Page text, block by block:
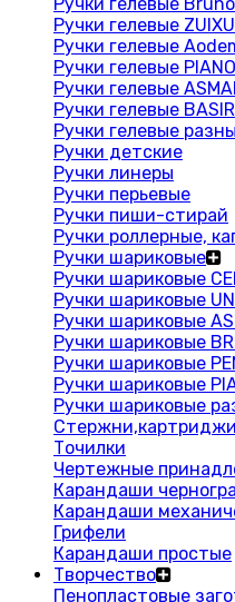
Ручки гелевые
Ручки гелевые
Ручки гелевые PIANO
Ручки гелевые
Ручки гелевые BASIR
Ручки гелевые
Ручки детские
Ручки линеры
Ручки перьевые
Ручки пиши-стирай
Ручки роллерные,
Ручки шариковые
Ручки шариковые
Ручки шариковые
Ручки шариковые
Ручки шариковые
Ручки шариковые
Ручки шариковые
Ручки шариковые
Точилки
Чертежные
Карандаши
Карандаши
Грифели
Карандаши простые
Творчество
Пенопластовые